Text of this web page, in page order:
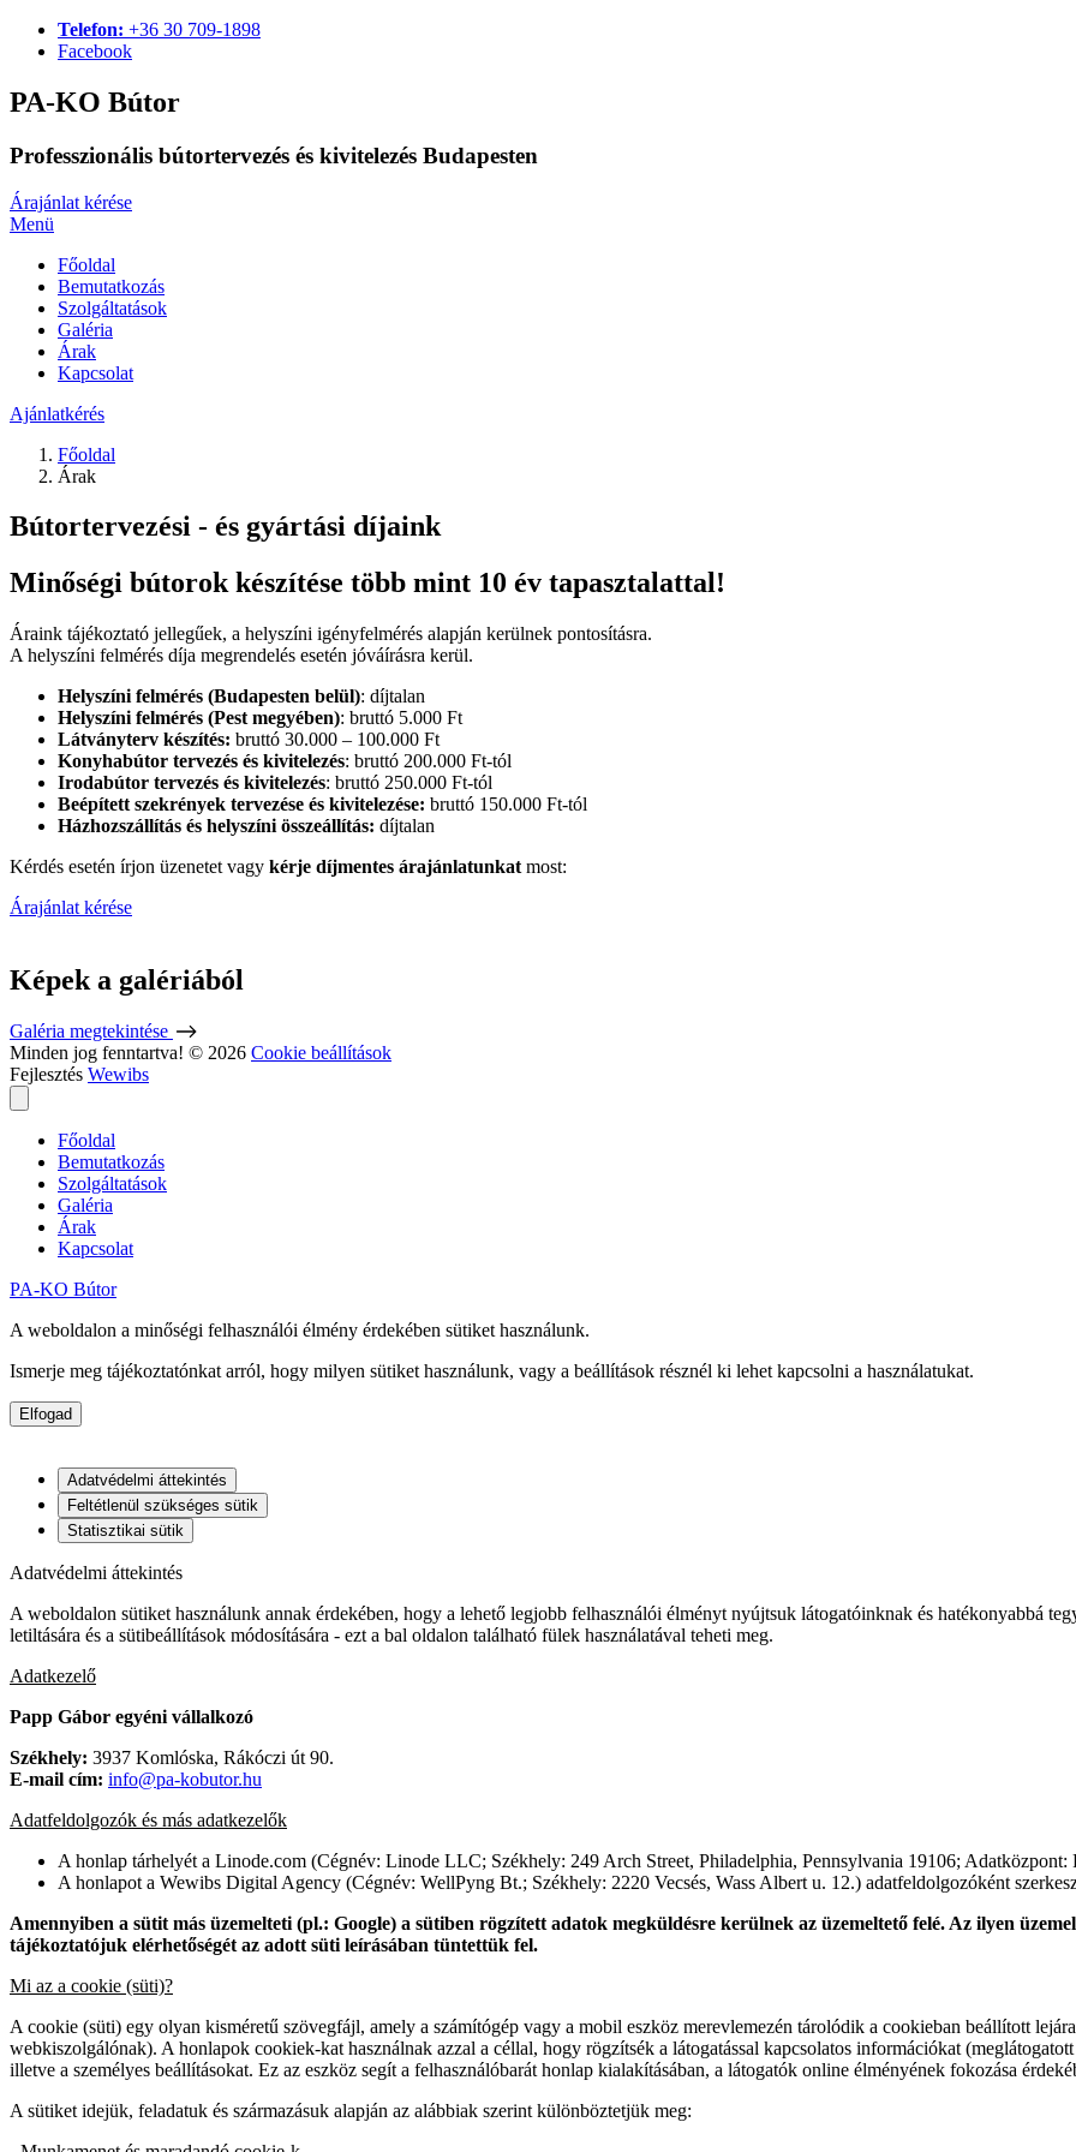
Telefon: +36 30 709-1898
Facebook
PA-KO Bútor
Professzionális bútortervezés és kivitelezés Budapesten
Árajánlat kérése
Menü
Főoldal
Bemutatkozás
Szolgáltatások
Galéria
Árak
Kapcsolat
Ajánlatkérés
Főoldal
Árak
Bútortervezési - és gyártási díjaink
Minőségi bútorok készítése több mint 10 év tapasztalattal!
Áraink tájékoztató jellegűek, a helyszíni igényfelmérés alapján kerülnek pontosításra.
A helyszíni felmérés díja megrendelés esetén jóváírásra kerül.
Helyszíni felmérés (Budapesten belül): díjtalan
Helyszíni felmérés (Pest megyében): bruttó 5.000 Ft
Látványterv készítés: bruttó 30.000 – 100.000 Ft
Konyhabútor tervezés és kivitelezés: bruttó 200.000 Ft-tól
Irodabútor tervezés és kivitelezés: bruttó 250.000 Ft-tól
Beépített szekrények tervezése és kivitelezése: bruttó 150.000 Ft-tól
Házhozszállítás és helyszíni összeállítás: díjtalan
Kérdés esetén írjon üzenetet vagy kérje díjmentes árajánlatunkat most:
Árajánlat kérése
Képek a galériából
Galéria megtekintése
Minden jog fenntartva! © 2026 Cookie beállítások
Fejlesztés Wewibs
Főoldal
Bemutatkozás
Szolgáltatások
Galéria
Árak
Kapcsolat
PA-KO Bútor
A weboldalon a minőségi felhasználói élmény érdekében sütiket használunk.
Ismerje meg tájékoztatónkat arról, hogy milyen sütiket használunk, vagy a beállítások résznél ki lehet kapcsolni a használatukat.
Elfogad
Adatvédelmi áttekintés
Feltétlenül szükséges sütik
Statisztikai sütik
Adatvédelmi áttekintés
A weboldalon sütiket használunk annak érdekében, hogy a lehető legjobb felhasználói élményt nyújtsuk látogatóinknak és hatékonyabbá
letiltására és a sütibeállítások módosítására - ezt a bal oldalon található fülek használatával teheti meg.
Adatkezelő
Papp Gábor egyéni vállalkozó
Székhely: 3937 Komlóska, Rákóczi út 90.
E-mail cím: info@pa-kobutor.hu
Adatfeldolgozók és más adatkezelők
A honlap tárhelyét a Linode.com (Cégnév: Linode LLC; Székhely: 249 Arch Street, Philadelphia, Pennsylvania 19106;
A honlapot a Wewibs Digital Agency (Cégnév: WellPyng Bt.; Székhely: 2220 Vecsés, Wass Albert u. 12.) adatfeldolgozóként
Amennyiben a sütit más üzemelteti (pl.: Google) a sütiben rögzített adatok megküldésre kerülnek az üzemeltető felé. Az ilyen
tájékoztatójuk elérhetőségét az adott süti leírásában tüntettük fel.
Mi az a cookie (süti)?
A cookie (süti) egy olyan kisméretű szövegfájl, amely a számítógép vagy a mobil eszköz merevlemezén tárolódik a cookieban beállított
webkiszolgálónak). A honlapok cookiek-kat használnak azzal a céllal, hogy rögzítsék a látogatással kapcsolatos információkat
illetve a személyes beállításokat. Ez az eszköz segít a felhasználóbarát honlap kialakításában, a látogatók online élményének fokozása
A sütiket idejük, feladatuk és származásuk alapján az alábbiak szerint különböztetjük meg: